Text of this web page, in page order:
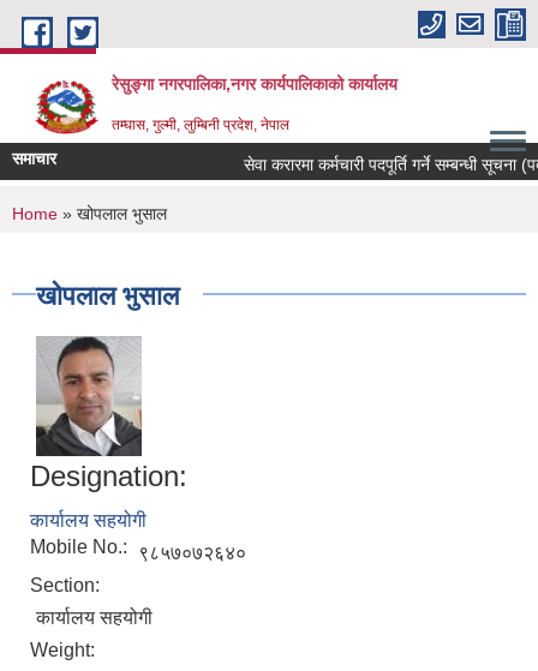
Skip to main content
रेसुङ्गा नगरपालिका,नगर कार्यपालिकाको कार्यालय
तम्घास, गुल्मी, लुम्बिनी प्रदेश, नेपाल
समाचार सेवा करारमा कर्मचारी पदपूर्ति गर्ने सम्बन्धी सूचना
You are here
Home » खोपलाल भुसाल
खोपलाल भुसाल
Designation:
कार्यालय सहयोगी
Mobile No.:
९८५७०७२६४०
Section:
कार्यालय सहयोगी
Weight: